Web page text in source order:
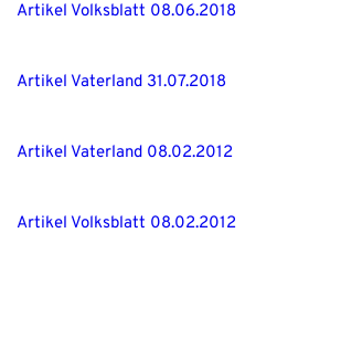
Artikel Volksblatt 08.06.2018
Artikel Vaterland 31.07.2018
Artikel Vaterland 08.02.2012
Artikel Volksblatt 08.02.2012